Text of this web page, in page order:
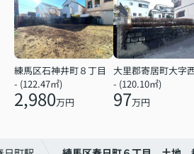
練馬区石神井町８丁目
- (122.47㎡)
2,980万円
- (120.10㎡)
97万円